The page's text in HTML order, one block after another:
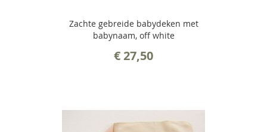
Zachte gebreide babydeken met
babynaam, off white
€ 27,50